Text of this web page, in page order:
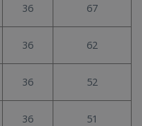
36 67
36 62
36 52
36 51